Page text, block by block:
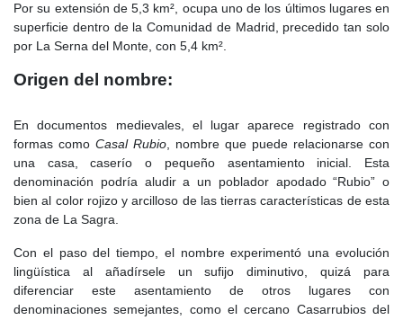
Por su extensión de 5,3 km², ocupa uno de los últimos lugares en
superficie dentro de la Comunidad de Madrid, precedido tan solo
por La Serna del Monte, con 5,4 km².
Origen del nombre:
En documentos medievales, el lugar aparece registrado con
formas como Casal Rubio, nombre que puede relacionarse con
una casa, caserío o pequeño asentamiento inicial. Esta
denominación podría aludir a un poblador apodado “Rubio” o
bien al color rojizo y arcilloso de las tierras características de esta
zona de La Sagra.
Con el paso del tiempo, el nombre experimentó una evolución
lingüística al añadírsele un sufijo diminutivo, quizá para
diferenciar este asentamiento de otros lugares con
denominaciones semejantes, como el cercano Casarrubios del